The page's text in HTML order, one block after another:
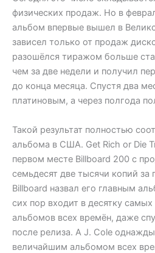
физических продаж. Но в
альбом впервые вышел в
зависел только от продаж
разошёлся тиражом больше
чем за две недели и получил
до конца месяца. Спустя два
платиновым, а через полгода
Такой результат полностью
альбома в США. Get Rich or Die
первом месте Billboard 200 с
семьдесят две тысячи копий
Billboard назвал его главным
сих пор входит в десятку
альбомов всех времён, даже
после релиза. А J. Cole однажды
величайшим альбомом всех